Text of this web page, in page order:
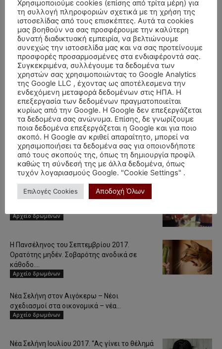
Πανσέληνος στον άξονα Διδύμων Τοξότη –
“Πάλης ξεκίνημα νέοι αγώνες…”
Αρχείο δρωμένων
Έκλειψη Ηλίου στις 9 Μαρτίου.
Αναστατώσεις και πολεμική
Αρχείο δρωμένων
Πανσέληνος στον Καρκίνο – Μια Χρονιά
Χριστουγέννων που μένουμε με την...
Αρχείο δρωμένων
Νέα Σελήνη στους Διδύμους: σε τσάκωσα
Πινόκιο
Αρχείο δρωμένων
Πανσέληνος στον άξονα Τοξότη Διδύμων
Αρχείο δρωμένων
Η Πανσέληνος του Σεπτεμβρίου 2017.
Ορατότης μηδέν. Σοβαρότης ανοδικά σε
κάθοδο....
Αρχείο δρωμένων
Νέα Σελήνη στον Αιγόκερω – Νέοι
σχεδιασμοί στα οικονομικά – νέα...
Αρχείο δρωμένων
Νέα Σελήνη Ιουλίου 2017. “Ας γίνει το θέλημά
Χρησιμοποιούμε cookies (επίσης από τρίτα μέρη) για
τη συλλογή πληροφοριών σχετικά με τη χρήση της
ιστοσελίδας από τους επισκέπτες. Αυτά τα cookies
μας βοηθούν να σας προσφέρουμε την καλύτερη
δυνατή διαδικτυακή εμπειρία, να βελτιώνουμε
συνεχώς την ιστοσελίδα μας και να σας προτείνουμε
προσφορές προσαρμοσμένες στα ενδιαφέροντά σας.
Συγκεκριμένα, συλλέγουμε τα δεδομένα των
χρηστών σας χρησιμοποιώντας το Google Analytics
της Google LLC , έχοντας ως αποτέλεσμενα την
ενδεχόμενη μεταφορά δεδομένων στις ΗΠΑ. Η
επεξεργασία των δεδομένων πραγματοποιείται
κυρίως από την Google. Η Google δεν επεξεργάζεται
τα δεδομένα σας ανώνυμα. Επίσης, δε γνωρίζουμε
ποια δεδομένα επεξεργάζεται η Google και για ποιο
σκοπό. Η Google αν κριθεί απαραίτητο, μπορεί να
χρησιμοποιήσει τα δεδομένα σας για οποιονδήποτε
από τους σκοπούς της, όπως τη δημιουργία προφίλ
καθώς τη σύνδεσή της με άλλα δεδομένα, όπως
τυχόν λογαριασμούς Google. "Cookie Settings" .
Επιλογές Cookies Αποδοχή Όλων